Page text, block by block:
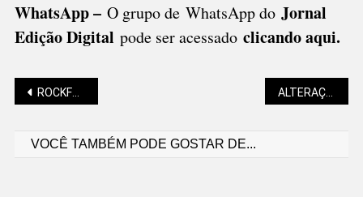
WhatsApp – O grupo de WhatsApp do Jornal
Edição Digital pode ser acessado clicando aqui.
Navegação
ROCKFELLERS COMEMORA 19 ANOS COM SHOW NO BECO
VOCÊ TAMBÉM PODE GOSTAR DE...